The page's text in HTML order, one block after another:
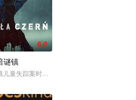
化图开启向往已久的平
入诡局。他拨开重重迷雾，循迹追凶，步步
6.0
谜镇
儿童失踪案时，检察官利奥波德·比尔斯基必